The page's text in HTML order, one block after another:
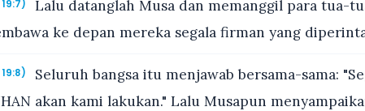
Lalu datanglah Musa dan memanggil para tua-
ke depan mereka segala firman yang
Seluruh bangsa itu menjawab bersama-sama:
akan kami lakukan." Lalu Musapun